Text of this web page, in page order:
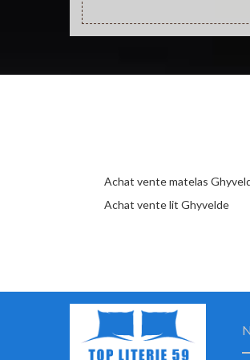
Achat vente matelas
Achat vente lit Ghyvelde